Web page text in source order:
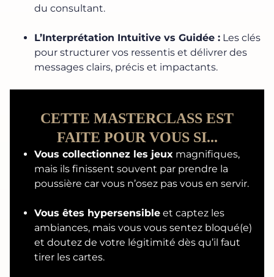
du consultant.
L’Interprétation Intuitive vs Guidée : Les clés
pour structurer vos ressentis et délivrer des
messages clairs, précis et impactants.
CETTE MASTERCLASS EST
FAITE POUR VOUS SI...
Vous collectionnez les jeux magnifiques,
mais ils finissent souvent par prendre la
poussière car vous n’osez pas vous en servir.
Vous êtes hypersensible et captez les
ambiances, mais vous vous sentez bloqué(e)
et doutez de votre légitimité dès qu’il faut
tirer les cartes.